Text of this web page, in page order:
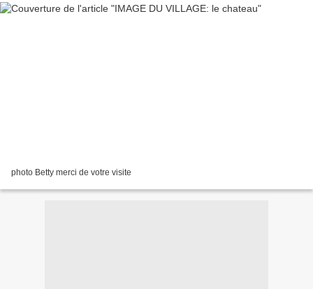
photo Betty merci de votre visite